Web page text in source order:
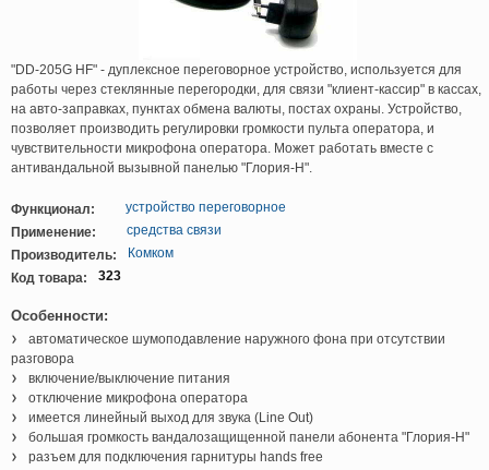
"DD-205G HF" - дуплексное переговорное устройство, используется для
работы через стеклянные перегородки, для связи "клиент-кассир" в кассах,
на авто-заправках, пунктах обмена валюты, постах охраны. Устройство,
позволяет производить регулировки громкости пульта оператора, и
чувствительности микрофона оператора. Может работать вместе с
антивандальной вызывной панелью "Глория-Н".
Функционал:
устройство переговорное
Применение:
средства связи
Производитель:
Комком
Код товара:
323
Особенности:
автоматическое шумоподавление наружного фона при отсутствии
разговора
включение/выключение питания
отключение микрофона оператора
имеется линейный выход для звука (Line Out)
большая громкость вандалозащищенной панели абонента "Глория-Н"
разъем для подключения гарнитуры hands free